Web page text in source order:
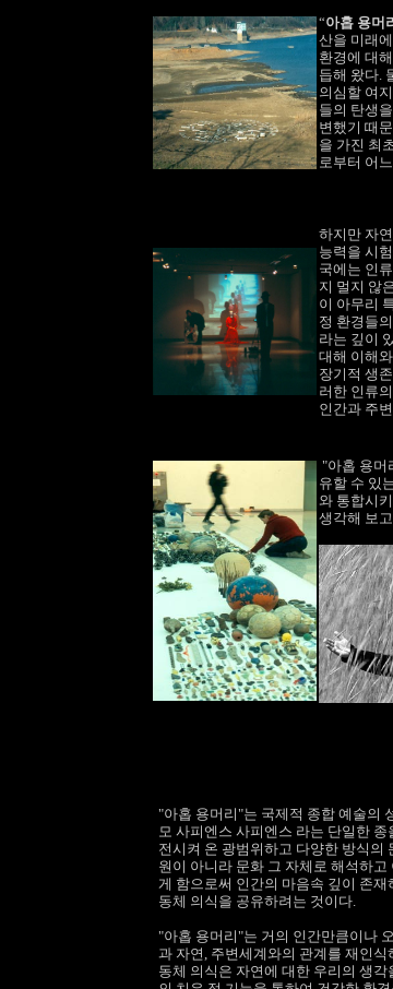
“아홉 용머
산을 미래
환경에 대
듭해 왔다.
의심할 여
들의 탄생
변했기 때
을 가진 최
로부터 어
하지만 자
능력을 시
국에는 인
지 멀지 않
이 아무리
정 환경들
라는 깊이
대해 이해
장기적 생
러한 인류
인간과 주
"아홉 용머
유할 수 있
와 통합시
생각해 보
"아홉 용머리"는 국제적 종합 예술의
모 사피엔스 사피엔스 라는 단일한
전시켜 온 광범위하고 다양한 방식의
원이 아니라 문화 그 자체로 해석하
게 함으로써 인간의 마음속 깊이 존재
동체 의식을 공유하려는 것이다.
"아홉 용머리"는 거의 인간만큼이나
과 자연, 주변세계와의 관계를 재인식
동체 의식은 자연에 대한 우리의 생각